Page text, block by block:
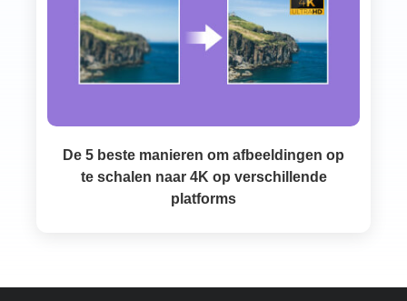
De 5 beste manieren om afbeeldingen op
te schalen naar 4K op verschillende
platforms